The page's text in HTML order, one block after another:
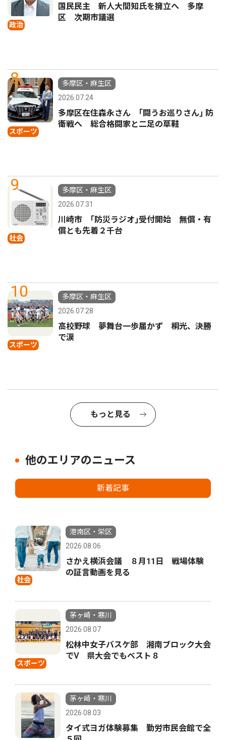
政治
国民民主 新人大間知氏を擁立へ 多摩
区 次期市議選
8
スポーツ
多摩区・麻生区
2026.07.24
多摩区在住森永さん ｢闘うお巡りさん｣ 防
衛戦へ 総合格闘家と二足の草鞋
9
社会
多摩区・麻生区
2026.07.31
川崎市 ｢防災ラジオ｣受付開始 無償・有
償とも先着２千台
10
スポーツ
多摩区・麻生区
2026.07.28
高校野球 夢舞台一歩届かず 桐光、決勝
で涙
もっと見る
他のエリアのニュース
新着記事
社会
港南区・栄区
2026.08.06
さかえ横浜会議 ８月11日 戦場体験
の証言動画を見る
スポーツ
茅ヶ崎・寒川
2026.08.07
松林中女子バスケ部 湘南ブロック大会
でⅤ 県大会でもベスト８
茅ヶ崎・寒川
2026.08.03
タイ式ヨガ体験募集 勤労市民会館で全